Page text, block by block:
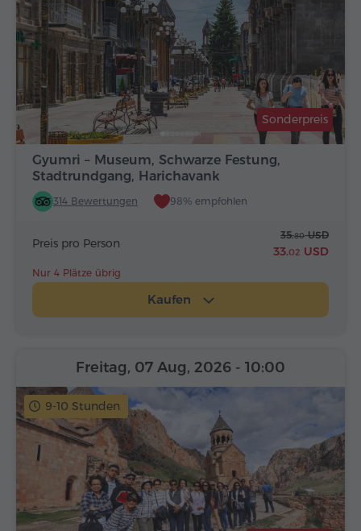
Gyumri – Museum, Schwarze Festung,
Stadtrundgang, Harichavank
Sonderpreis
314 Bewertungen 98% empfohlen
Preis pro Person
35.80USD
33.02 USD
Nur 4 Plätze übrig
Kaufen
9-10 Stunden
Freitag, 07 Aug, 2026 - 10:00